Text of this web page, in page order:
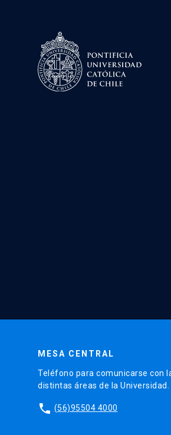
MESA CENTRAL
Teléfono para comunicarse con
distintas áreas de la Universidad.
phone (56)95504 4000